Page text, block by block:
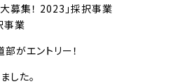
募集！ 2023」採択事業
事業
がエントリー！
した。